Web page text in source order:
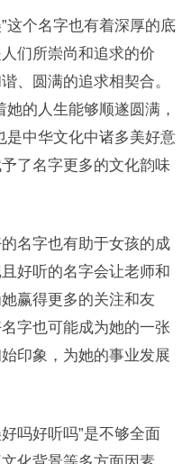
这个名字也有着深厚的底
们所崇尚和追求的价
、圆满的追求相契合。
的人生能够顺遂圆满，
是中华文化中诸多美好意
了名字更多的文化韵味
名字也有助于女孩的成
好听的名字会让老师和
赢得更多的关注和友
字也可能成为她的一张
印象，为她的事业发展
吗好听吗”是不够全面